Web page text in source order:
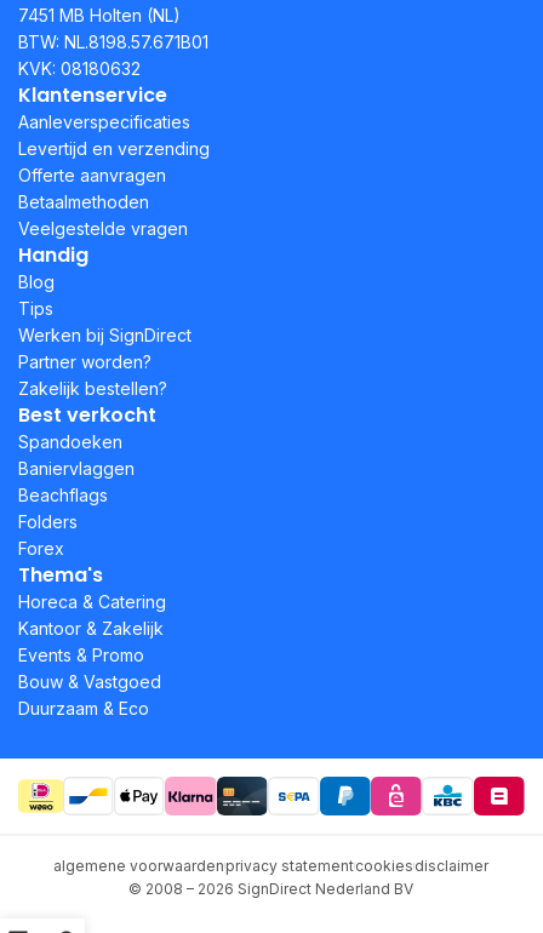
7451 MB Holten (NL)
BTW: NL.8198.57.671B01
KVK: 08180632
Klantenservice
Aanleverspecificaties
Levertijd en verzending
Offerte aanvragen
Betaalmethoden
Veelgestelde vragen
Handig
Blog
Tips
Werken bij SignDirect
Partner worden?
Zakelijk bestellen?
Best verkocht
Spandoeken
Baniervlaggen
Beachflags
Folders
Forex
Thema's
Horeca & Catering
Kantoor & Zakelijk
Events & Promo
Bouw & Vastgoed
Duurzaam & Eco
algemene voorwaardenprivacy statementcookiesdisclaimer
© 2008 – 2026 SignDirect Nederland BV